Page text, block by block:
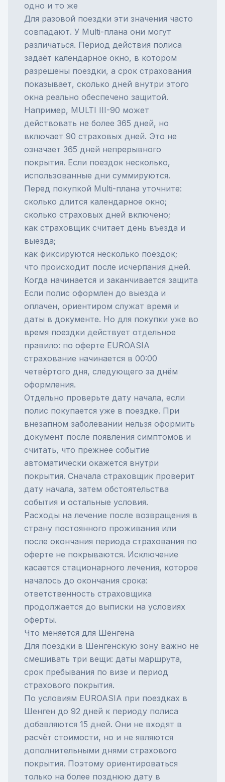
одно и то же
Для разовой поездки эти значения часто
совпадают. У Multi-плана они могут
различаться. Период действия полиса
задаёт календарное окно, в котором
разрешены поездки, а срок страхования
показывает, сколько дней внутри этого
окна реально обеспечено защитой.
Например, MULTI III-90 может
действовать не более 365 дней, но
включает 90 страховых дней. Это не
означает 365 дней непрерывного
покрытия. Если поездок несколько,
использованные дни суммируются.
Перед покупкой Multi-плана уточните:
сколько длится календарное окно;
сколько страховых дней включено;
как страховщик считает день въезда и
выезда;
как фиксируются несколько поездок;
что происходит после исчерпания дней.
Когда начинается и заканчивается защита
Если полис оформлен до выезда и
оплачен, ориентиром служат время и
даты в документе. Но для покупки уже во
время поездки действует отдельное
правило: по оферте EUROASIA
страхование начинается в 00:00
четвёртого дня, следующего за днём
оформления.
Отдельно проверьте дату начала, если
полис покупается уже в поездке. При
внезапном заболевании нельзя оформить
документ после появления симптомов и
считать, что прежнее событие
автоматически окажется внутри
покрытия. Сначала страховщик проверит
дату начала, затем обстоятельства
события и остальные условия.
Расходы на лечение после возвращения в
страну постоянного проживания или
после окончания периода страхования по
оферте не покрываются. Исключение
касается стационарного лечения, которое
началось до окончания срока:
ответственность страховщика
продолжается до выписки на условиях
оферты.
Что меняется для Шенгена
Для поездки в Шенгенскую зону важно не
смешивать три вещи: даты маршрута,
срок пребывания по визе и период
страхового покрытия.
По условиям EUROASIA при поездках в
Шенген до 92 дней к периоду полиса
добавляются 15 дней. Они не входят в
расчёт стоимости, но и не являются
дополнительными днями страхового
покрытия. Поэтому ориентироваться
только на более позднюю дату в